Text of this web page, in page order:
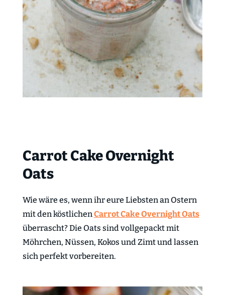
Carrot Cake Overnight
Oats
Wie wäre es, wenn ihr eure Liebsten an Ostern
mit den köstlichenCarrot Cake Overnight Oats
überrascht? Die Oats sind vollgepackt mit
Möhrchen, Nüssen, Kokos und Zimt und lassen
sich perfekt vorbereiten.